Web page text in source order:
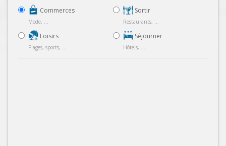
Commerces
Mode, ...
Loisirs
Plages, sports, ...
Sortir
Restaurants, ...
Séjourner
Hôtels, ...